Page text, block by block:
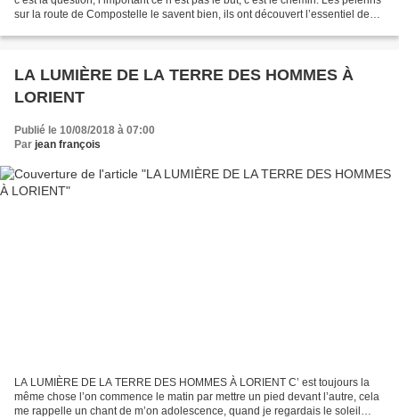
sur la route de Compostelle le savent bien, ils ont découvert l’essentiel de
LA LUMIÈRE DE LA TERRE DES HOMMES À
LORIENT
Publié le 10/08/2018 à 07:00
Par jean françois
LA LUMIÈRE DE LA TERRE DES HOMMES À LORIENT C’ est toujours la
même chose l’on commence le matin par mettre un pied devant l’autre, cela
me rappelle un chant de m’on adolescence, quand je regardais le soleil